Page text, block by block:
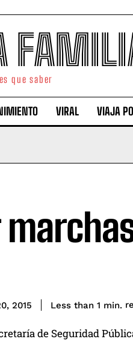
que saber
VIRAL VIAJA
2015 Less than 1 min.
de Seguridad